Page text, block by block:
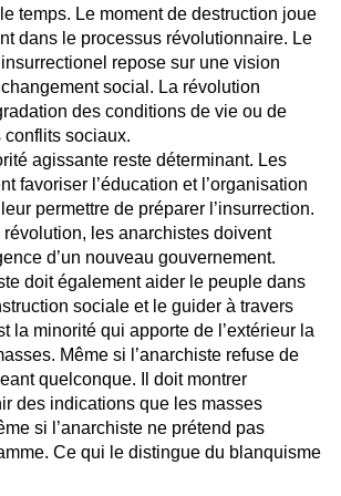
temps. Le moment de destruction joue
dans le processus révolutionnaire. Le
repose sur une vision
social. La révolution
des conditions de vie ou de
conflits sociaux.
agissante reste déterminant. Les
favoriser l’éducation et l’organisation
permettre de préparer l’insurrection.
révolution, les anarchistes doivent
d’un nouveau gouvernement.
doit également aider le peuple dans
sociale et le guider à travers
la minorité qui apporte de l’extérieur la
Même si l’anarchiste refuse de
quelconque. Il doit montrer
des indications que les masses
si l’anarchiste ne prétend pas
Ce qui le distingue du blanquisme